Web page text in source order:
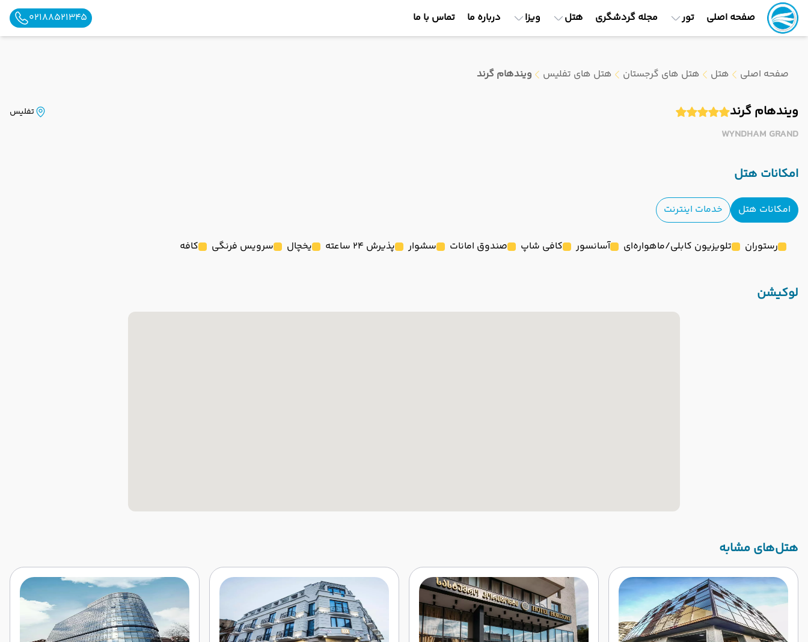
صفحه اصلی تور مجله گردشگری هتل ویزا درباره ما تماس با ما 02188521345
صفحه اصلی هتل هتل های گرجستان هتل های تفلیس ویندهام گرند
ویندهام گرند
WYNDHAM GRAND
تفلیس
امکانات هتل
امکانات هتل خدمات اینترنت
رستوران تلویزیون کابلی/ماهواره‌ای آسانسور کافی شاپ صندوق امانات سشوار پذیرش 24 ساعته یخچال سرویس فرنگی کافه
لوکیشن
‌هتل‌های مشابه